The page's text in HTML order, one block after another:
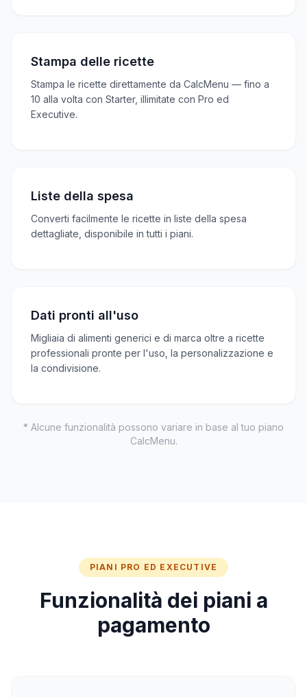
Stampa delle ricette
Stampa le ricette direttamente da CalcMenu — fino a
10 alla volta con Starter, illimitate con Pro ed
Executive.
Liste della spesa
Converti facilmente le ricette in liste della spesa
dettagliate, disponibile in tutti i piani.
Dati pronti all'uso
Migliaia di alimenti generici e di marca oltre a ricette
professionali pronte per l'uso, la personalizzazione e
la condivisione.
* Alcune funzionalità possono variare in base al tuo piano
CalcMenu.
PIANI PRO ED EXECUTIVE
Funzionalità dei piani a
pagamento